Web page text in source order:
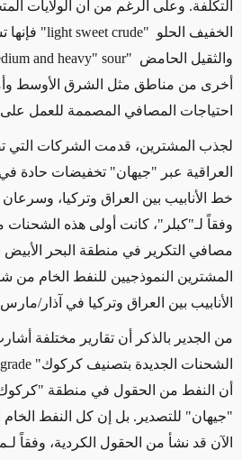
التكلفة. وعلى الرغم من أن الولايات
الخفيف الحلو "light sweet crude
" فإنها
والثقيل الحامض "medium and heavy" sour
أخرى من مناطق مثل الشرق الأوسط
احتياجات المصافي المصممة للعمل على
لجذب المشترين، قدمت الشركات التي
العراقية عبر "جيهان" تخفيضات حادة في
خط الأنابيب بين العراق وتركيا،
وفقاً لـ"كبلر"، كانت أولى هذه
مصافي التكرير في منطقة البحر الأبيض
المشترين النموذجيين للنفط الخام من
الأنابيب بين العراق وتركيا في آذار/مارس 2023
من الجدير بالذكر أن تقارير مختلفة
الشحنات الجديدة بتصنيف كركوك"
أن النفط من الحقول في منطقة
"جيهان" للتصدير. بل إن كل النفط
الآن قد نشأ من الحقول الكردية، وفقاً